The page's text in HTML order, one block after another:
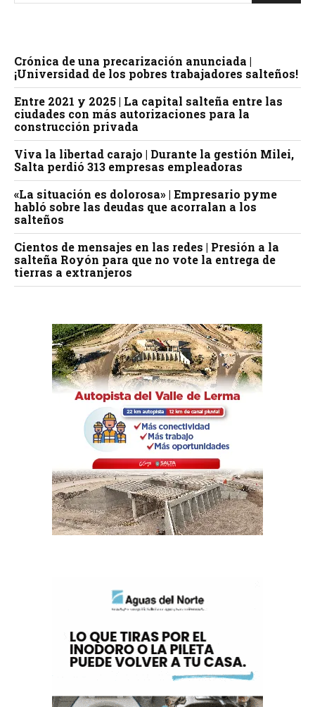
Crónica de una precarización anunciada |
¡Universidad de los pobres trabajadores salteños!
Entre 2021 y 2025 | La capital salteña entre las
ciudades con más autorizaciones para la
construcción privada
Viva la libertad carajo | Durante la gestión Milei,
Salta perdió 313 empresas empleadoras
«La situación es dolorosa» | Empresario pyme
habló sobre las deudas que acorralan a los
salteños
Cientos de mensajes en las redes | Presión a la
salteña Royón para que no vote la entrega de
tierras a extranjeros